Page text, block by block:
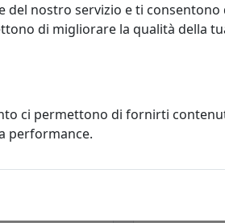
ANGIE
POLTRONA
del nostro servizio e ti
di migliorare la qualità della
ci permettono di fornirti
performance.